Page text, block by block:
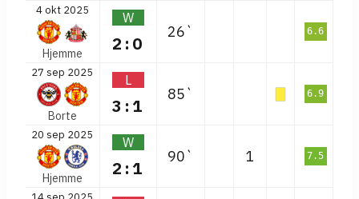
4 okt 2025
Hjemme
W
2:0
26` 6.6
27 sep 2025
Borte
L
3:1
85` 6.9
20 sep 2025
Hjemme
W
2:1
90` 1 7.5